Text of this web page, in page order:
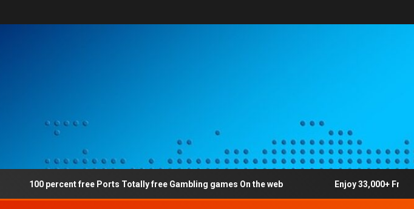
100 percent free Ports Totally free Gambling games On the web Enjoy 33,000+ Free Ports